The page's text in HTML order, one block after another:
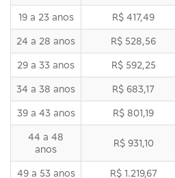
19 a 23 anos R$ 417,49
24 a 28 anos R$ 528,56
29 a 33 anos R$ 592,25
34 a 38 anos R$ 683,17
39 a 43 anos R$ 801,19
44 a 48
anos
R$ 931,10
49 a 53 anos R$ 1.219,67